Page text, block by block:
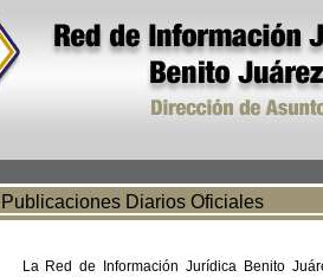
Publicaciones Diarios Oficiales
La Red de Información Jurídica Benito